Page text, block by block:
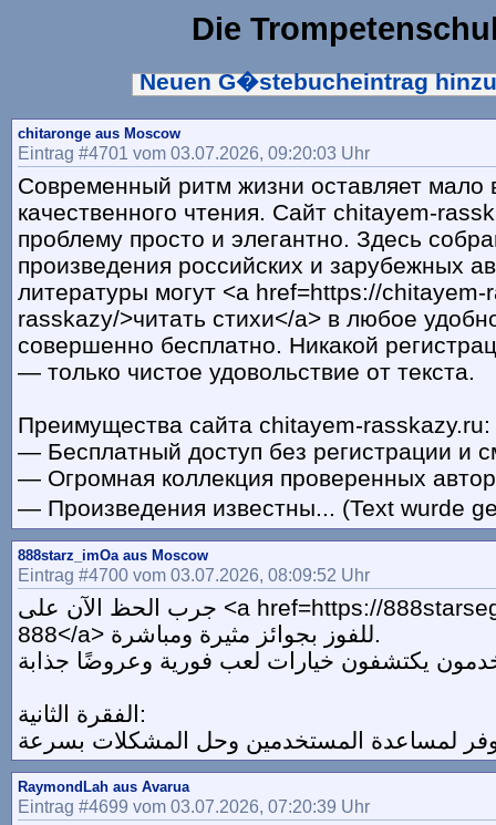
Die
Neuen G�stebucheintrag
chitaronge aus Moscow
Eintrag #4701 vom 03.07.2026, 09:20:03 Uhr
Современный ритм жизни оставляет мало
качественного чтения. Сайт chitayem-
проблему просто и элегантно. Здесь
произведения российских и зарубежных
литературы могут <a href=https://
rasskazy/>читать стихи</a> в любое
совершенно бесплатно. Никакой
— только чистое удовольствие от текста.
Преимущества сайта chitayem-rasskazy.ru:
— Бесплатный доступ без регистрации и
— Огромная коллекция проверенных
— Произведения известны... (Text wurde
888starz_imOa aus Moscow
Eintrag #4700 vom 03.07.2026, 08:09:52 Uhr
جرب الحظ الآن على <a href=https://888starsegypt.com>ستار
888</a> للفوز بجوائز مثيرة ومباشرة.
الفقرة الثانية:
RaymondLah aus Avarua
Eintrag #4699 vom 03.07.2026, 07:20:39 Uhr